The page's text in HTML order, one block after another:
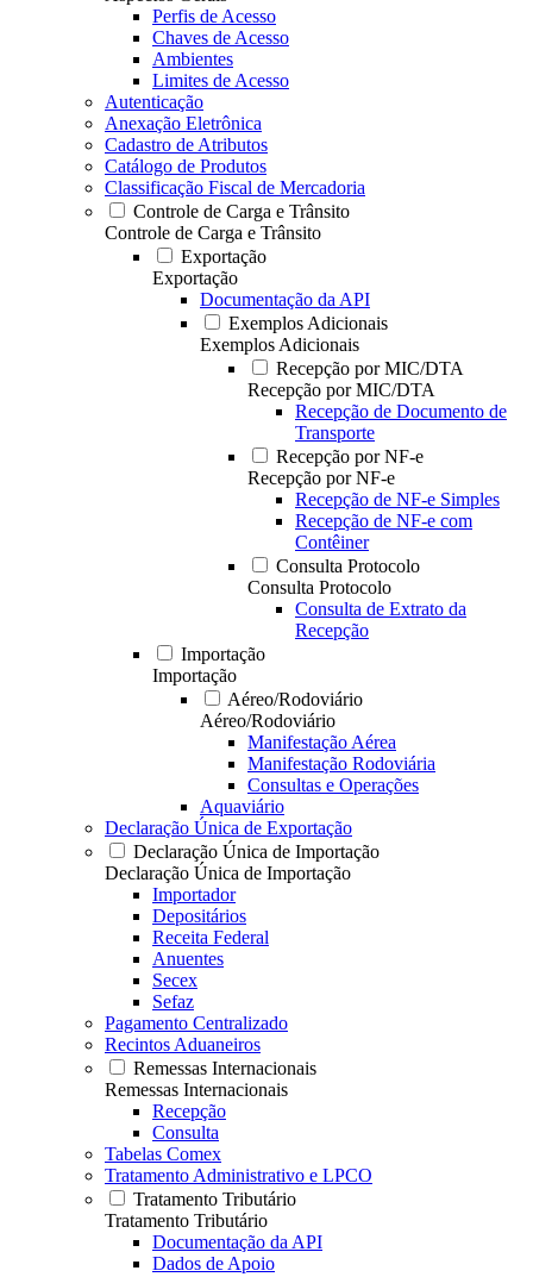
Perfis de Acesso
Chaves de Acesso
Ambientes
Limites de Acesso
Autenticação
Anexação Eletrônica
Cadastro de Atributos
Catálogo de Produtos
Classificação Fiscal de Mercadoria
Controle de Carga e Trânsito
Controle de Carga e Trânsito
Exportação
Exportação
Documentação da API
Exemplos Adicionais
Exemplos Adicionais
Recepção por MIC/DTA
Recepção por MIC/DTA
Recepção de Documento de
Transporte
Recepção por NF-e
Recepção por NF-e
Recepção de NF-e Simples
Recepção de NF-e com
Contêiner
Consulta Protocolo
Consulta Protocolo
Consulta de Extrato da
Recepção
Importação
Importação
Aéreo/Rodoviário
Aéreo/Rodoviário
Manifestação Aérea
Manifestação Rodoviária
Consultas e Operações
Aquaviário
Declaração Única de Exportação
Declaração Única de Importação
Declaração Única de Importação
Importador
Depositários
Receita Federal
Anuentes
Secex
Sefaz
Pagamento Centralizado
Recintos Aduaneiros
Remessas Internacionais
Remessas Internacionais
Recepção
Consulta
Tabelas Comex
Tratamento Administrativo e LPCO
Tratamento Tributário
Tratamento Tributário
Documentação da API
Dados de Apoio